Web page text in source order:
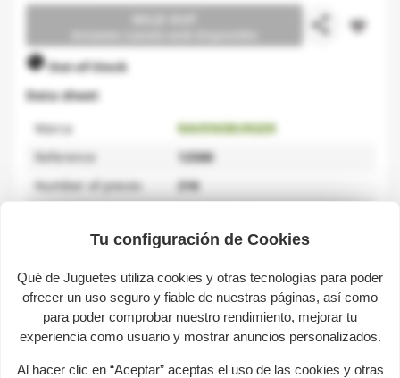
share
favorite_border
Out-of-Stock
Data sheet
Marca
RAVENSBURGER
Reference
12588
Number of pieces
216
Description
Big Ben. Nigth edition. Construc a fascinating landmark
Tu configuración de Cookies
Qué de Juguetes utiliza cookies y otras tecnologías para poder
ofrecer un uso seguro y fiable de nuestras páginas, así como
para poder comprobar nuestro rendimiento, mejorar tu
experiencia como usuario y mostrar anuncios personalizados.
Al hacer clic en “Aceptar” aceptas el uso de las cookies y otras